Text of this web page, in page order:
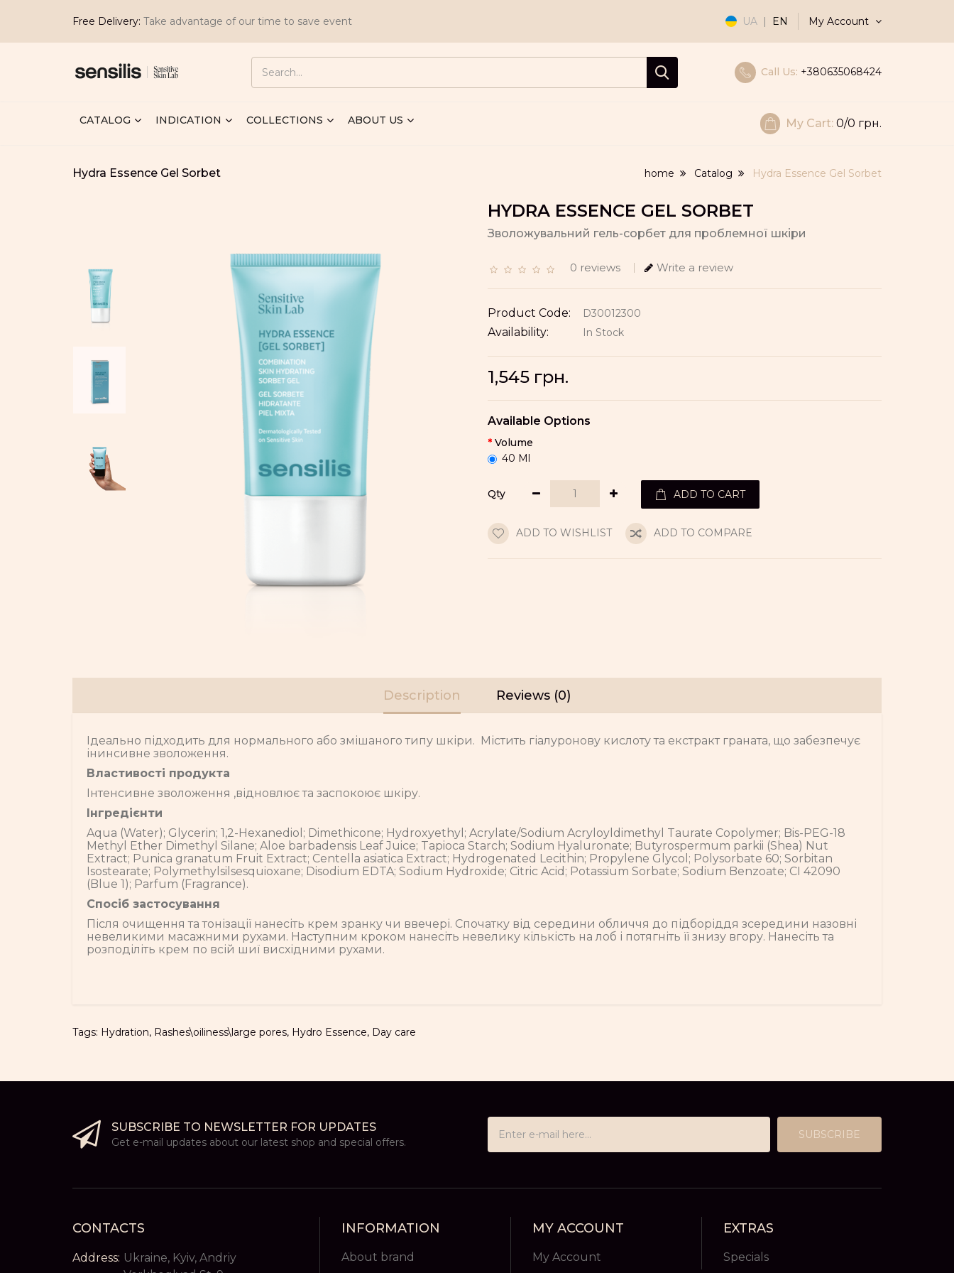
Free Delivery: Take advantage of our time to save event UA | EN My Account
Call Us: +380635068424
CATALOG INDICATION COLLECTIONS ABOUT US My Cart: 0/0 грн.
Hydra Essence Gel Sorbet home Catalog Hydra Essence Gel Sorbet
HYDRA ESSENCE GEL SORBET
Зволожувальний гель-сорбет для проблемної шкіри
0 reviews Write a review
Product Code: D30012300
Availability: In Stock
1,545 грн.
Available Options
Volume
40 Ml
Qty ADD TO CART
ADD TO WISHLIST ADD TO COMPARE
Description Reviews (0)
Ідеально підходить для нормального або змішаного типу шкіри. Містить гіалуронову кислоту та екстракт граната, що забезпечує
інинсивне зволоження.
Властивості продукта
Інтенсивне зволоження ,відновлює та заспокоює шкіру.
Інгредієнти
Aqua (Water); Glycerin; 1,2-Hexanediol; Dimethicone; Hydroxyethyl; Acrylate/Sodium Acryloyldimethyl Taurate Copolymer; Bis-PEG-18
Methyl Ether Dimethyl Silane; Aloe barbadensis Leaf Juice; Tapioca Starch; Sodium Hyaluronate; Butyrospermum parkii (Shea) Nut
Extract; Punica granatum Fruit Extract; Centella asiatica Extract; Hydrogenated Lecithin; Propylene Glycol; Polysorbate 60; Sorbitan
Isostearate; Polymethylsilsesquioxane; Disodium EDTA; Sodium Hydroxide; Citric Acid; Potassium Sorbate; Sodium Benzoate; CI 42090
(Blue 1); Parfum (Fragrance).
Спосіб застосування
Після очищення та тонізації нанесіть крем зранку чи ввечері. Спочатку від середини обличчя до підборіддя зсередини назовні
невеликими масажними рухами. Наступним кроком нанесіть невелику кількість на лоб і потягніть її знизу вгору. Нанесіть та
розподіліть крем по всій шиї висхідними рухами.
Tags: Hydration, Rashes\oiliness\large pores, Hydro Essence, Day care
SUBSCRIBE TO NEWSLETTER FOR UPDATES
Get e-mail updates about our latest shop and special offers.
SUBSCRIBE
CONTACTS
Address: Ukraine, Kyiv, Andriy
INFORMATION
About brand
MY ACCOUNT
My Account
EXTRAS
Specials